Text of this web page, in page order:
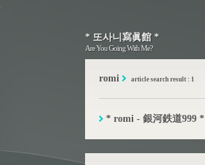
* 또사니寫眞館 *
Are You Going With Me?
* 또사니寫眞館 *
Are You Going With Me?
romi article search result : 1
* romi - 銀河鉄道999 *